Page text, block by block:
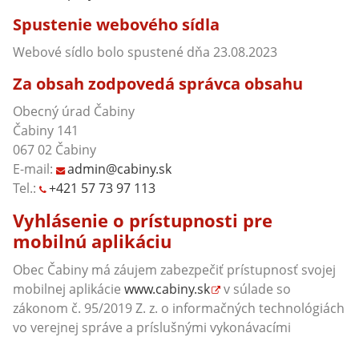
Spustenie webového sídla
Webové sídlo bolo spustené dňa 23.08.2023
Za obsah zodpovedá správca obsahu
Obecný úrad Čabiny
Čabiny 141
067 02 Čabiny
E-mail:
admin@cabiny.sk
Tel.:
+421 57 73 97 113
Vyhlásenie o prístupnosti pre
mobilnú aplikáciu
Obec Čabiny má záujem zabezpečiť prístupnosť svojej
mobilnej aplikácie www.cabiny.sk
v súlade so
zákonom č. 95/2019 Z. z. o informačných technológiách
vo verejnej správe a príslušnými vykonávacími